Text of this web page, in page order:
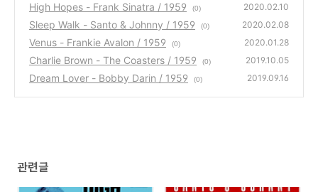
High Hopes - Frank Sinatra / 1959 (0) 2020.02.10
Sleep Walk - Santo & Johnny / 1959 (0) 2020.02.08
Venus - Frankie Avalon / 1959 (0) 2020.01.28
Charlie Brown - The Coasters / 1959 (0) 2019.10.05
Dream Lover - Bobby Darin / 1959 (0) 2019.09.16
관련글